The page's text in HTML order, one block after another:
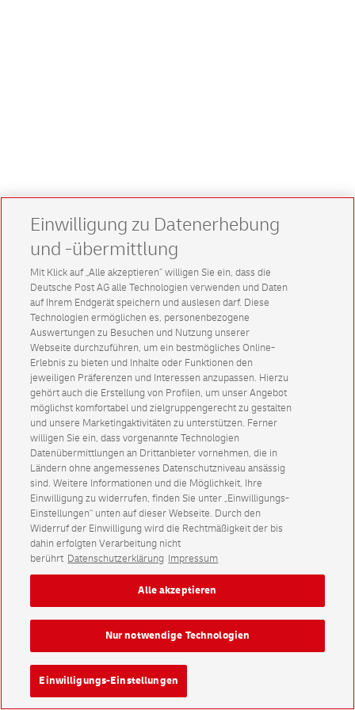
Einwilligung zu Datenerhebung
und -übermittlung
Mit Klick auf „Alle akzeptieren” willigen Sie ein, dass die
Deutsche Post AG alle Technologien verwenden und Daten
auf Ihrem Endgerät speichern und auslesen darf. Diese
Technologien ermöglichen es, personenbezogene
Auswertungen zu Besuchen und Nutzung unserer
Webseite durchzuführen, um ein bestmögliches Online-
Erlebnis zu bieten und Inhalte oder Funktionen den
jeweiligen Präferenzen und Interessen anzupassen. Hierzu
gehört auch die Erstellung von Profilen, um unser Angebot
möglichst komfortabel und zielgruppengerecht zu gestalten
und unsere Marketingaktivitäten zu unterstützen. Ferner
willigen Sie ein, dass vorgenannte Technologien
Datenübermittlungen an Drittanbieter vornehmen, die in
Ländern ohne angemessenes Datenschutzniveau ansässig
sind. Weitere Informationen und die Möglichkeit, Ihre
Einwilligung zu widerrufen, finden Sie unter „Einwilligungs-
Einstellungen“ unten auf dieser Webseite. Durch den
Widerruf der Einwilligung wird die Rechtmäßigkeit der bis
dahin erfolgten Verarbeitung nicht
berührt Datenschutzerklärung Impressum
Einwilligungs-Einstellungen
Nur notwendige Technologien
Alle akzeptieren